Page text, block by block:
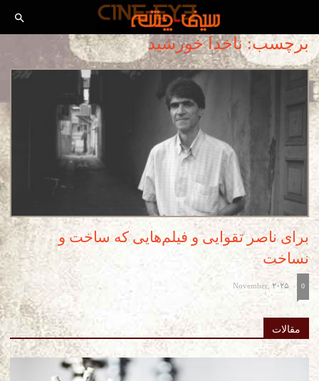
برچسب: ناخدا خورشید
برای ناصر تقوایی و فیلم‌هایی که ساخت و
نساخت
-
November, 2025 0
مقالات